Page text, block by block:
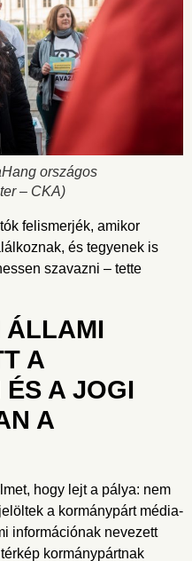
országos
– CKA)
felismerjék, amikor
és tegyenek is
szavazni – tette
ÁLLAMI
A
ÉS A JOGI
A
hogy lejt a pálya: nem
a kormánypárt média-
információnak nevezett
kormánypártnak